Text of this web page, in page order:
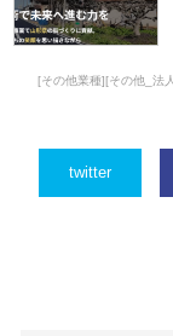
[その他業種][その他_法
twitter